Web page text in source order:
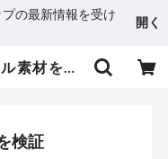
の最新情報を受け
開く
Form 2でフレキシブル素材を検証 | 3DPRINTER SHOP id.arts
検証